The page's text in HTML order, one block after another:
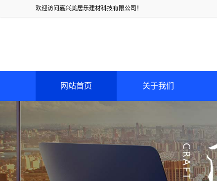
欢迎访问嘉兴美居乐建材科技有限公司！
网站首页 关于我们